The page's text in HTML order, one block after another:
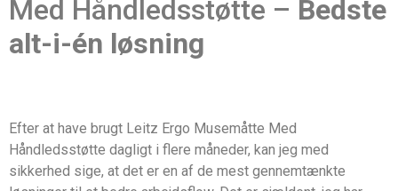
Med Håndledsstøtte – Bedste
alt-i-én løsning
Efter at have brugt Leitz Ergo Musemåtte Med
Håndledsstøtte dagligt i flere måneder, kan jeg med
sikkerhed sige, at det er en af de mest gennemtænkte